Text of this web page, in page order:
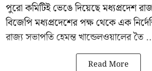
পুরো কমিটিই ভেঙে দিয়েছে মধ্যপ্রদেশ
বিজেপি মধ্যপ্রদেশের পক্ষ থেকে এক
রাজ্য সভাপতি হেমন্ত খান্ডেলওয়ালের তৈ
Read More